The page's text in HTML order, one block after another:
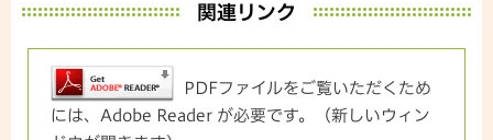
関連リンク
PDFファイルをご覧いただくため
には、Adobe Reader が必要です。（新しいウィン